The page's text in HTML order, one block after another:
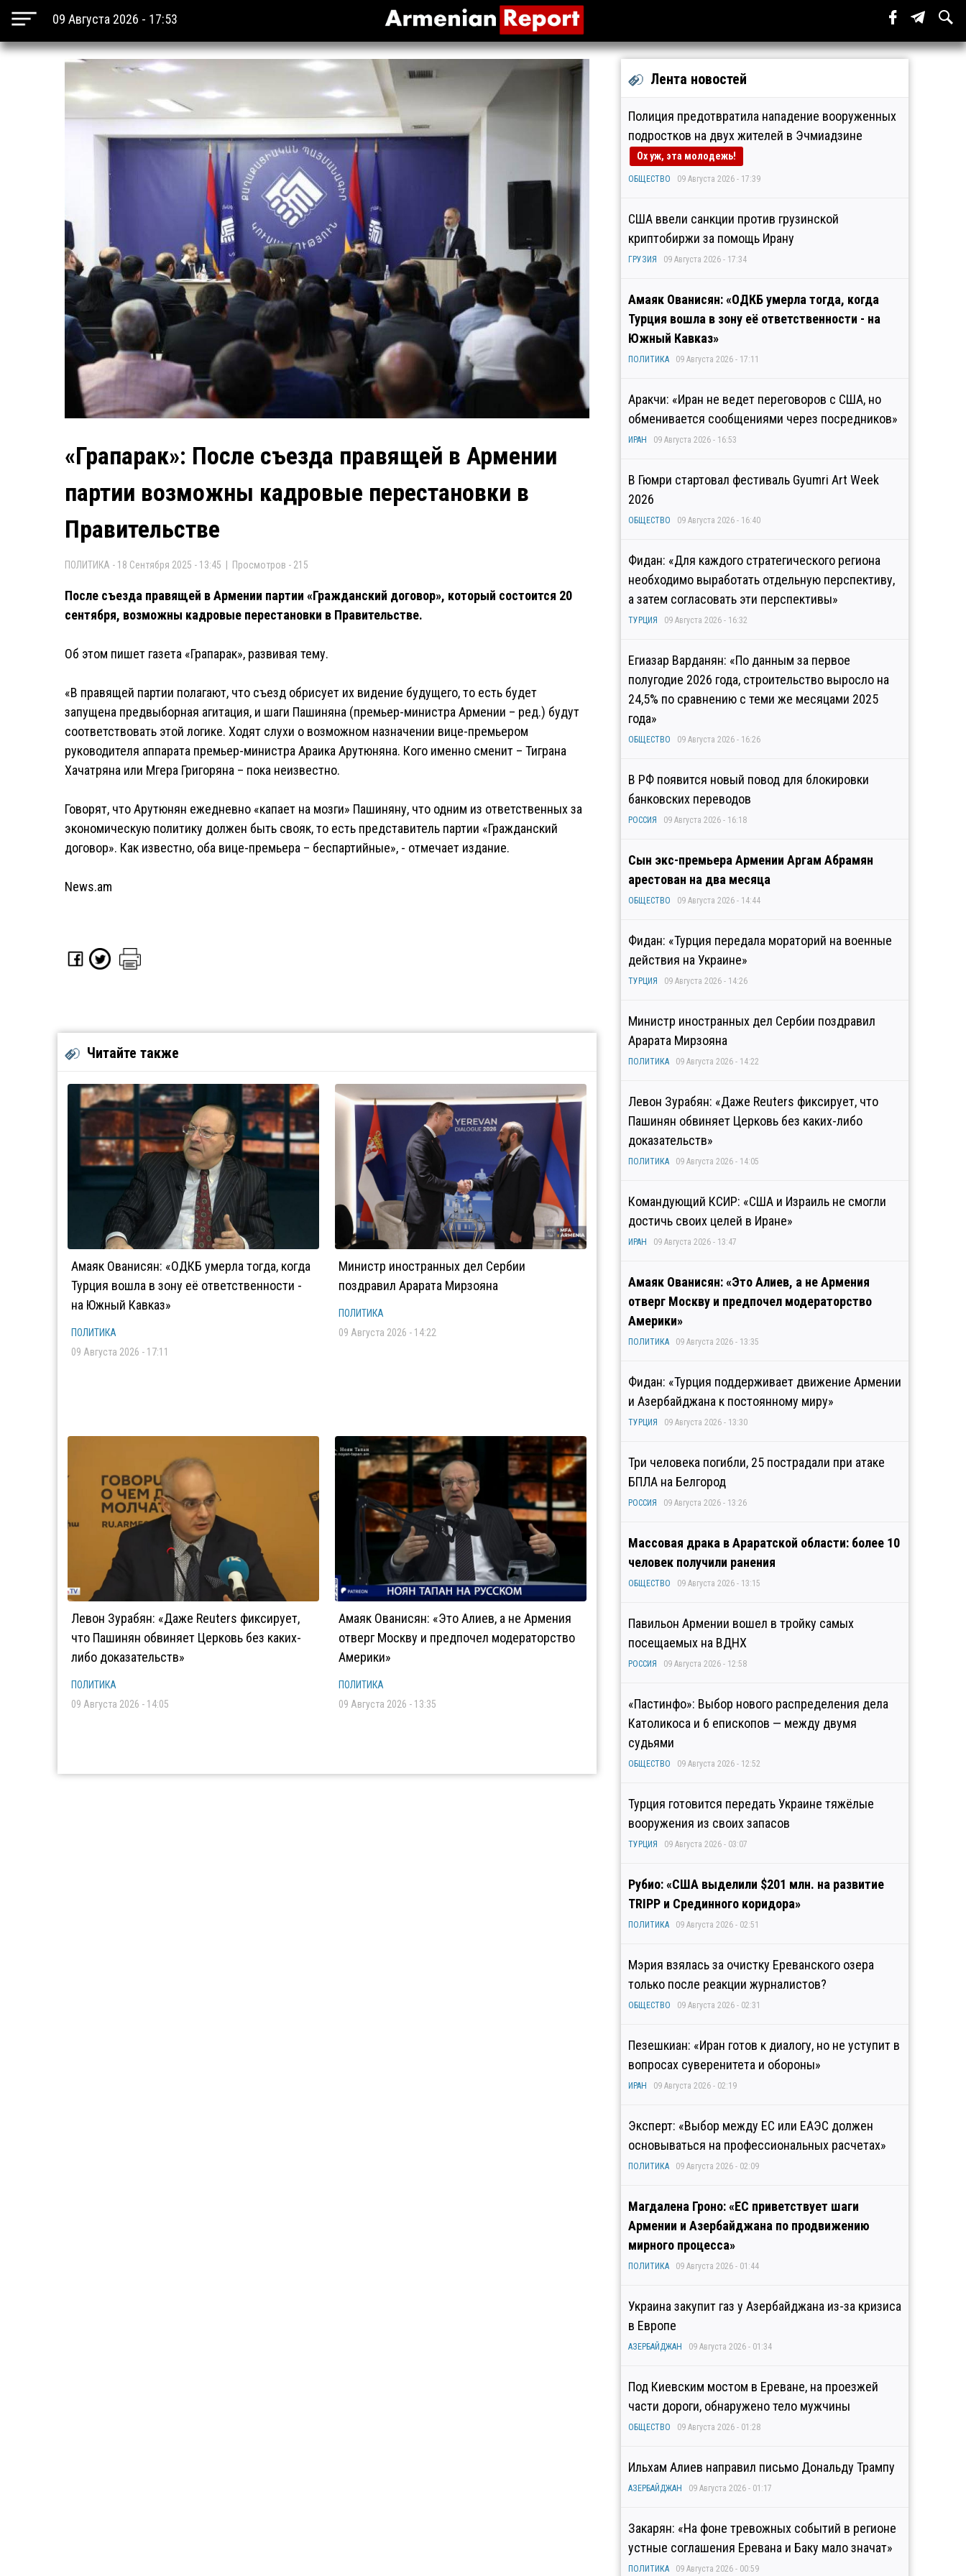
09 Августа 2026 - 17:53
«Грапарак»: После съезда правящей в Армении
партии возможны кадровые перестановки в
Правительстве
ПОЛИТИКА - 18 Сентября 2025 - 13:45 | Просмотров - 215
После съезда правящей в Армении партии «Гражданский договор», который состоится 20
сентября, возможны кадровые перестановки в Правительстве.
Об этом пишет газета «Грапарак», развивая тему.
«В правящей партии полагают, что съезд обрисует их видение будущего, то есть будет
запущена предвыборная агитация, и шаги Пашиняна (премьер-министра Армении – ред.) будут
соответствовать этой логике. Ходят слухи о возможном назначении вице-премьером
руководителя аппарата премьер-министра Араика Арутюняна. Кого именно сменит – Тиграна
Хачатряна или Мгера Григоряна – пока неизвестно.
Говорят, что Арутюнян ежедневно «капает на мозги» Пашиняну, что одним из ответственных за
экономическую политику должен быть свояк, то есть представитель партии «Гражданский
договор». Как известно, оба вице-премьера – беспартийные», - отмечает издание.
News.am
Читайте также
Амаяк Ованисян: «ОДКБ умерла тогда, когда
Турция вошла в зону её ответственности -
на Южный Кавказ»
ПОЛИТИКА
09 Августа 2026 - 17:11
Министр иностранных дел Сербии
поздравил Арарата Мирзояна
ПОЛИТИКА
09 Августа 2026 - 14:22
Левон Зурабян: «Даже Reuters фиксирует,
что Пашинян обвиняет Церковь без каких-
либо доказательств»
ПОЛИТИКА
09 Августа 2026 - 14:05
Амаяк Ованисян: «Это Алиев, а не Армения
отверг Москву и предпочел модераторство
Америки»
ПОЛИТИКА
09 Августа 2026 - 13:35
Лента новостей
Полиция предотвратила нападение вооруженных
подростков на двух жителей в Эчмиадзине
Ох уж, эта молодежь!
ОБЩЕСТВО 09 Августа 2026 - 17:39
США ввели санкции против грузинской
криптобиржи за помощь Ирану
ГРУЗИЯ 09 Августа 2026 - 17:34
Амаяк Ованисян: «ОДКБ умерла тогда, когда
Турция вошла в зону её ответственности - на
Южный Кавказ»
ПОЛИТИКА 09 Августа 2026 - 17:11
Аракчи: «Иран не ведет переговоров с США, но
обменивается сообщениями через посредников»
ИРАН 09 Августа 2026 - 16:53
В Гюмри стартовал фестиваль Gyumri Art Week
2026
ОБЩЕСТВО 09 Августа 2026 - 16:40
Фидан: «Для каждого стратегического региона
необходимо выработать отдельную перспективу,
а затем согласовать эти перспективы»
ТУРЦИЯ 09 Августа 2026 - 16:32
Егиазар Варданян: «По данным за первое
полугодие 2026 года, строительство выросло на
24,5% по сравнению с теми же месяцами 2025
года»
ОБЩЕСТВО 09 Августа 2026 - 16:26
В РФ появится новый повод для блокировки
банковских переводов
РОССИЯ 09 Августа 2026 - 16:18
Сын экс-премьера Армении Аргам Абрамян
арестован на два месяца
ОБЩЕСТВО 09 Августа 2026 - 14:44
Фидан: «Турция передала мораторий на военные
действия на Украине»
ТУРЦИЯ 09 Августа 2026 - 14:26
Министр иностранных дел Сербии поздравил
Арарата Мирзояна
ПОЛИТИКА 09 Августа 2026 - 14:22
Левон Зурабян: «Даже Reuters фиксирует, что
Пашинян обвиняет Церковь без каких-либо
доказательств»
ПОЛИТИКА 09 Августа 2026 - 14:05
Командующий КСИР: «США и Израиль не смогли
достичь своих целей в Иране»
ИРАН 09 Августа 2026 - 13:47
Амаяк Ованисян: «Это Алиев, а не Армения
отверг Москву и предпочел модераторство
Америки»
ПОЛИТИКА 09 Августа 2026 - 13:35
Фидан: «Турция поддерживает движение Армении
и Азербайджана к постоянному миру»
ТУРЦИЯ 09 Августа 2026 - 13:30
Три человека погибли, 25 пострадали при атаке
БПЛА на Белгород
РОССИЯ 09 Августа 2026 - 13:26
Массовая драка в Араратской области: более 10
человек получили ранения
ОБЩЕСТВО 09 Августа 2026 - 13:15
Павильон Армении вошел в тройку самых
посещаемых на ВДНХ
РОССИЯ 09 Августа 2026 - 12:58
«Пастинфо»: Выбор нового распределения дела
Католикоса и 6 епископов — между двумя
судьями
ОБЩЕСТВО 09 Августа 2026 - 12:52
Турция готовится передать Украине тяжёлые
вооружения из своих запасов
ТУРЦИЯ 09 Августа 2026 - 03:07
Рубио: «США выделили $201 млн. на развитие
TRIPP и Срединного коридора»
ПОЛИТИКА 09 Августа 2026 - 02:51
Мэрия взялась за очистку Ереванского озера
только после реакции журналистов?
ОБЩЕСТВО 09 Августа 2026 - 02:31
Пезешкиан: «Иран готов к диалогу, но не уступит в
вопросах суверенитета и обороны»
ИРАН 09 Августа 2026 - 02:19
Эксперт: «Выбор между ЕС или ЕАЭС должен
основываться на профессиональных расчетах»
ПОЛИТИКА 09 Августа 2026 - 02:09
Магдалена Гроно: «ЕС приветствует шаги
Армении и Азербайджана по продвижению
мирного процесса»
ПОЛИТИКА 09 Августа 2026 - 01:44
Украина закупит газ у Азербайджана из-за кризиса
в Европе
АЗЕРБАЙДЖАН 09 Августа 2026 - 01:34
Под Киевским мостом в Ереване, на проезжей
части дороги, обнаружено тело мужчины
ОБЩЕСТВО 09 Августа 2026 - 01:28
Ильхам Алиев направил письмо Дональду Трампу
АЗЕРБАЙДЖАН 09 Августа 2026 - 01:17
Закарян: «На фоне тревожных событий в регионе
устные соглашения Еревана и Баку мало значат»
ПОЛИТИКА 09 Августа 2026 - 00:59